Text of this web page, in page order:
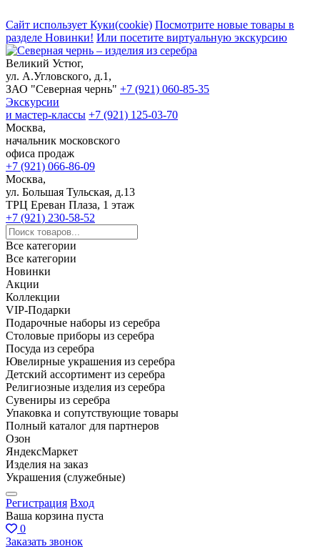
Сайт использует Куки(cookie) Посмотрите новые товары в
разделе Новинки! Или посетите виртуальную экскурсию
Великий Устюг,
ул. А.Угловского, д.1,
ЗАО "Северная чернь" +7 (921) 060-85-35
Экскурсии
и мастер-классы +7 (921) 125-03-70
Москва,
начальник московского
офиса продаж
+7 (921) 066-86-09
Москва,
ул. Большая Тульская, д.13
ТРЦ Ереван Плаза, 1 этаж
+7 (921) 230-58-52
Все категории
Все категории
Новинки
Акции
Коллекции
VIP-Подарки
Подарочные наборы из серебра
Столовые приборы из серебра
Посуда из серебра
Ювелирные украшения из серебра
Детский ассортимент из серебра
Религиозные изделия из серебра
Сувениры из серебра
Упаковка и сопутствующие товары
Полный каталог для партнеров
Озон
ЯндексМаркет
Изделия на заказ
Украшения (служебные)
Регистрация Вход
Ваша корзина пуста
0
Заказать звонок